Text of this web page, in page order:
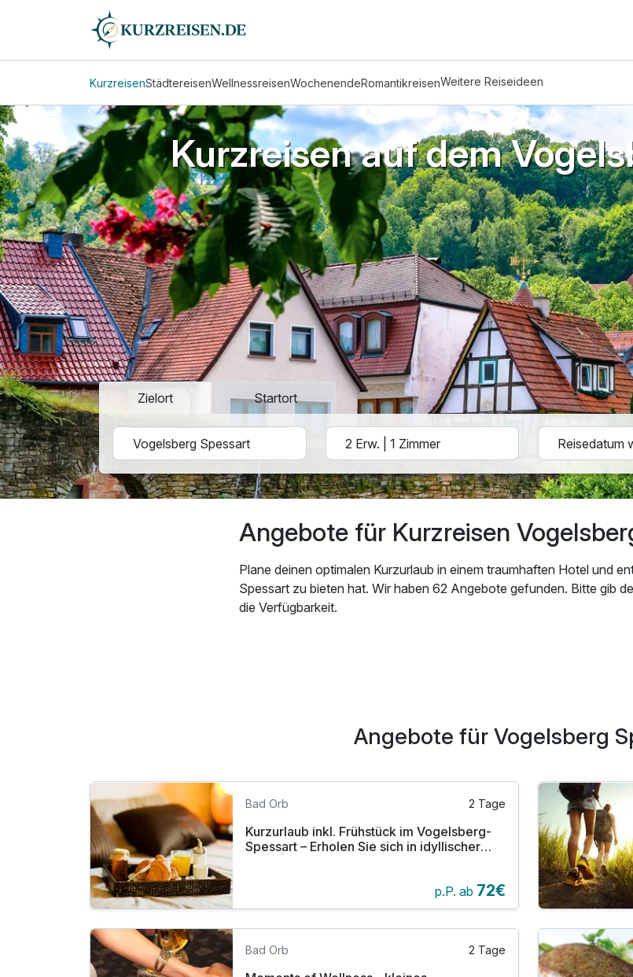
KurzreisenStädtereisenWellnessreisenWochenendeRomantikreisenWeitere Reiseideen
Kurzreisen auf dem
Zielort Startort
Angebote für Kurzreisen
Plane deinen optimalen Kurzurlaub in einem traumhaften Hotel und
Spessart zu bieten hat. Wir haben 62 Angebote gefunden. Bitte gib
die Verfügbarkeit.
Angebote für Vogelsberg
Bad Orb 2 Tage
Kurzurlaub inkl. Frühstück im Vogelsberg-
Spessart – Erholen Sie sich in idyllischer
p.P. ab 72€
Bad Orb 2 Tage